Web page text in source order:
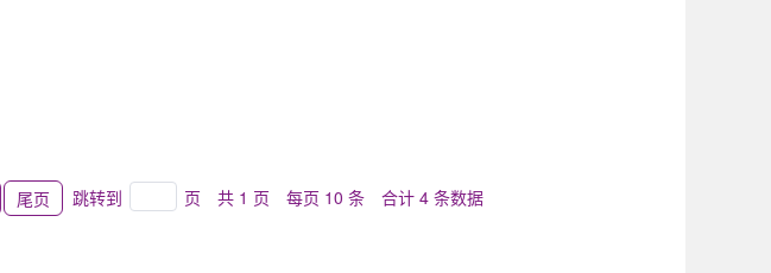
尾页 跳转到 页 共 1 页 每页 10 条 合计 4 条数据